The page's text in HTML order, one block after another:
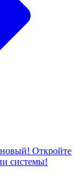
новый! Откройте
системы!